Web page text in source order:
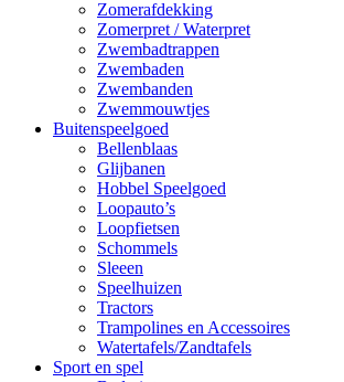
Zomerafdekking
Zomerpret / Waterpret
Zwembadtrappen
Zwembaden
Zwembanden
Zwemmouwtjes
Buitenspeelgoed
Bellenblaas
Glijbanen
Hobbel Speelgoed
Loopauto’s
Loopfietsen
Schommels
Sleeen
Speelhuizen
Tractors
Trampolines en Accessoires
Watertafels/Zandtafels
Sport en spel